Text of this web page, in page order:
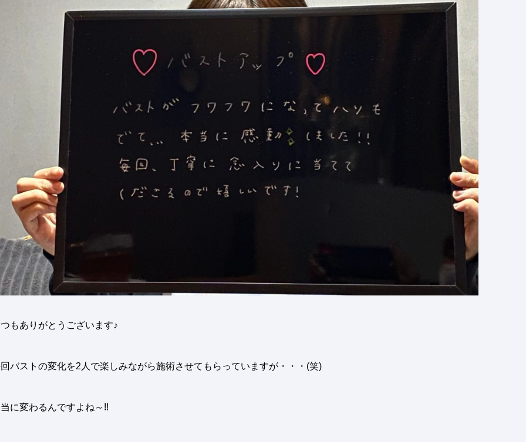
もありがとうございます♪
バストの変化を2人で楽しみながら施術させてもらっていますが・・・(笑)
に変わるんですよね～!!